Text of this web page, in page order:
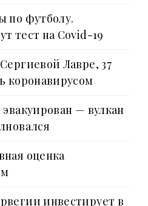
по футболу.
тест на Covid-19
Лавре, 37
коронавирусом
— вулкан
оценка
инвестирует в